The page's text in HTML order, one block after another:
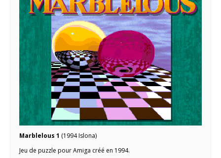
Marblelous 1 (1994 Islona)
Jeu de puzzle pour Amiga créé en 1994.